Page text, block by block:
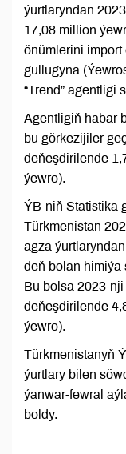
ýurtlaryndan
17,08 million
önümlerini import
gullugyna
“Trend” agentligi
Agentligiň habar
bu görkezijiler
deňeşdirilende
ýewro).
ÝB-niň Statistika
Türkmenistan
agza
deň bolan himiýa
Bu bolsa 2023-
deňeşdirilende
ýewro).
Türkmenistanyň
ýurtlary bilen
ýanwar-fewral
boldy.